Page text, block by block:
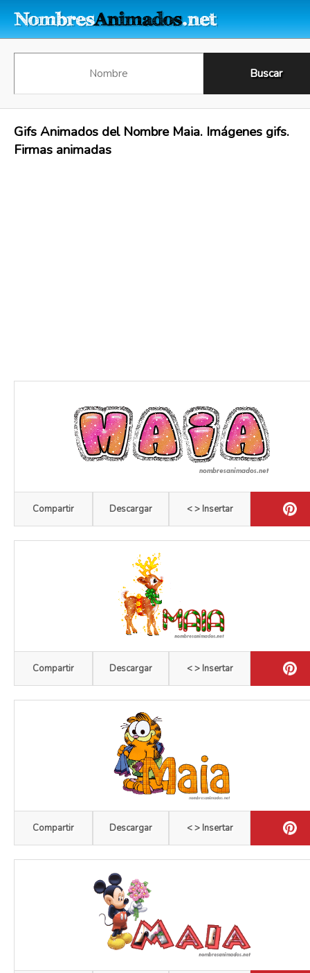
Gifs Animados del Nombre Maia. Imágenes gifs.
Firmas animadas
Compartir Descargar < > Insertar
Compartir Descargar < > Insertar
Compartir Descargar < > Insertar